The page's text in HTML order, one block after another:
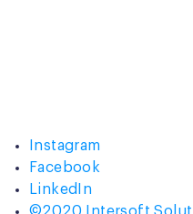
Instagram
Facebook
LinkedIn